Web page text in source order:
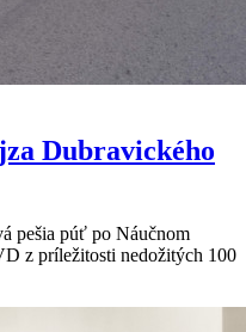
Dubravického
pešia púť po Náučnom
z príležitosti nedožitých 100